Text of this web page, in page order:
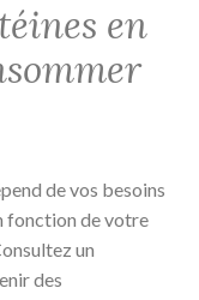
en
de vos besoins
fonction de votre
un
des